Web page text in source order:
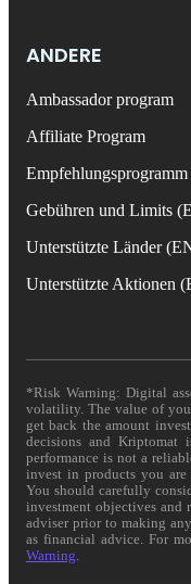
ANDERE
Ambassador program
Affiliate Program
Empfehlungsprogramm
Gebühren und Limits
Unterstützte Länder
Unterstützte Aktionen
*Risk Warning: Digital
volatility. The value of
get back the amount
decisions and
performance is not a
invest in products you
You should carefully
investment objectives and
adviser prior to making
as financial advice. For
Warning